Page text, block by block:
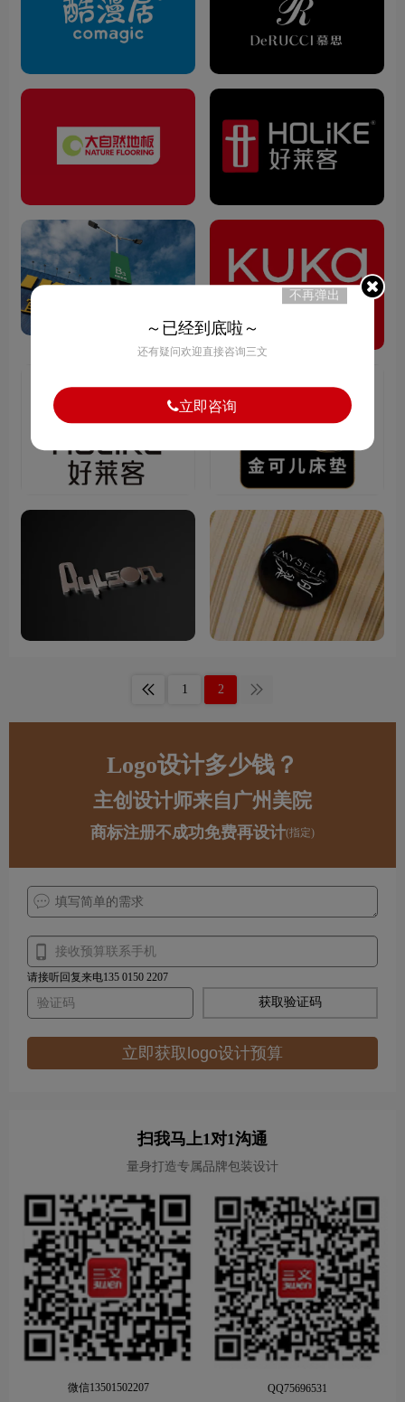
1 2
Logo设计多少钱？
主创设计师来自广州美院
商标注册不成功免费再设计(指定)
请接听回复来电135 0150 2207
获取验证码
立即获取logo设计预算
扫我马上1对1沟通
量身打造专属品牌包装设计
微信13501502207 QQ75696531
不再弹出
～已经到底啦～
还有疑问欢迎直接咨询三文
立即咨询